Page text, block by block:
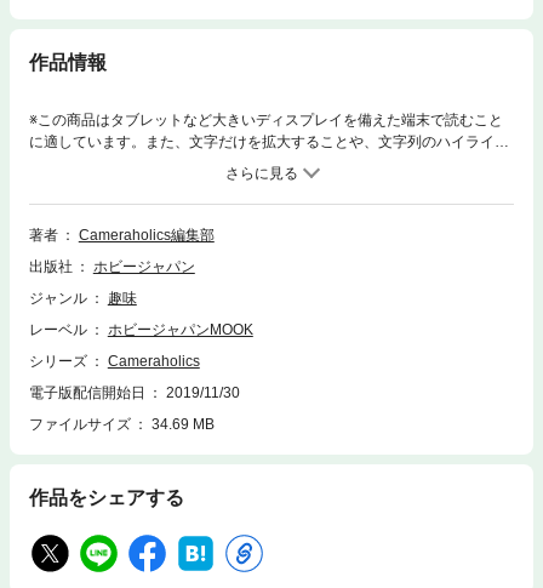
作品情報
※この商品はタブレットなど大きいディスプレイを備えた端末で読むこと
に適しています。また、文字だけを拡大することや、文字列のハイライ
ト、検索、辞書の参照、引用などの機能が使用できません。ライカを愛機
として活躍中のフォトグラファーの作品を多数掲載した、総力特集「ライ
カへの偏愛」のほか、人気写真家・田中長徳氏による「TODAY KYOTO ×
Leica M10-D」などの大型企画に加え、「ファーストライカをフィルムで
集記事を用意。ライカユーザーのみならず、ライカに興味はあってもなか
なか一歩を踏み出せない、すべての趣味人にオススメしたい一冊だ。
著者
Cameraholics編集部
出版社
ホビージャパン
ジャンル
趣味
レーベル
ホビージャパンMOOK
シリーズ
Cameraholics
電子版配信開始日
2019/11/30
ファイルサイズ
34.69 MB
作品をシェアする